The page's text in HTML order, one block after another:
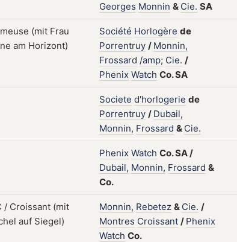
Georges Monnin & Cie. SA
Société Horlogère de
Porrentruy / Monnin,
Frossard /amp; Cie. /
Phenix Watch Co.SA
Societe d'horlogerie de
Porrentruy / Dubail,
Monnin, Frossard & Cie.
Phenix Watch Co.SA/
Dubail, Monnin, Frossard &
Co.
Monnin, Rebetez & Cie. /
Montres Croissant / Phenix
Watch Co.